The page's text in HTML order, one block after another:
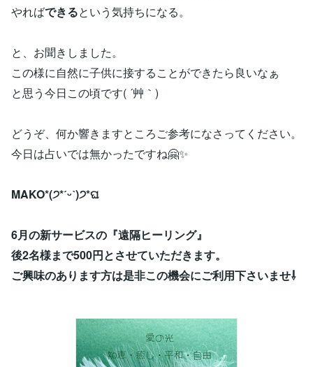
やればできるという気持ちになる。
と、お聞きしました。
この様に自然に子供に接することができたら良いなぁ
と思う今日この頃です( ´艸｀)
どうぞ、何か響きますところご参考になさってください。
今日は占いでは無かったですね🤗✨
MAKO*(੭*ˊᵕˋ)੭*ଘ
6月の新サービスの『遠隔ヒーリング』
後2名様まで500円とさせていただきます。
ご興味のあります方は是非この機会にご利用下さいませ⇩